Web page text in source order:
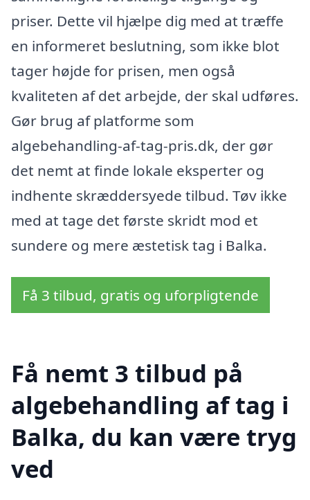
priser. Dette vil hjælpe dig med at træffe
en informeret beslutning, som ikke blot
tager højde for prisen, men også
kvaliteten af det arbejde, der skal udføres.
Gør brug af platforme som
algebehandling-af-tag-pris.dk, der gør
det nemt at finde lokale eksperter og
indhente skræddersyede tilbud. Tøv ikke
med at tage det første skridt mod et
sundere og mere æstetisk tag i Balka.
Få 3 tilbud, gratis og uforpligtende
Få nemt 3 tilbud på
algebehandling af tag i
Balka, du kan være tryg
ved